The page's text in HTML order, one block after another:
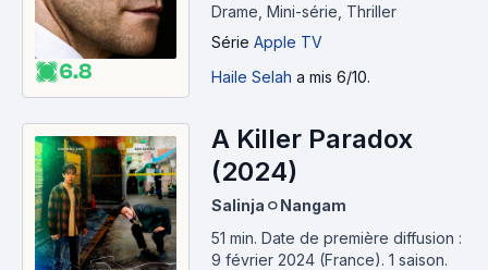
6.8
Drame, Mini-série, Thriller
Série Apple TV
Haile Selah a mis 6/10.
A Killer Paradox
(2024)
SalinjaㅇNangam
51 min. Date de première diffusion :
9 février 2024 (France). 1 saison.